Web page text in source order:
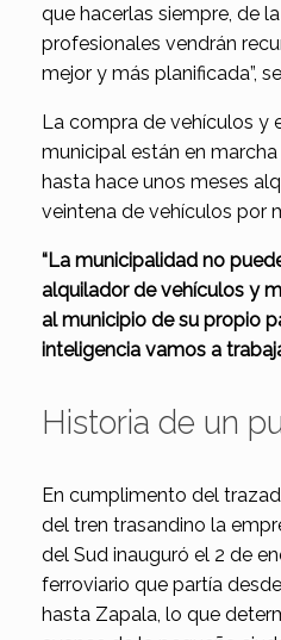
que hacerlas siempre, de
profesionales vendrán
mejor y más planificada”,
La compra de vehículos y
municipal están en
hasta hace unos meses
veintena de vehículos por
“La municipalidad no
alquilador de vehículos y
al municipio de su propio
inteligencia vamos a
Historia de un
En cumplimento del
del tren trasandino la
del Sud inauguró el 2 de
ferroviario que partía
hasta Zapala, lo que